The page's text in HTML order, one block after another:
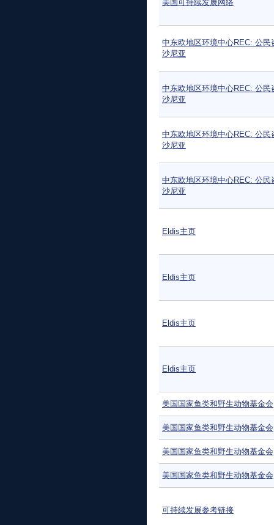
美国可持续发展网络
中东欧地区环境中心REC: 公民
沙尼亚
中东欧地区环境中心REC: 公民
沙尼亚
中东欧地区环境中心REC: 公民
沙尼亚
中东欧地区环境中心REC: 公民
沙尼亚
Eldis主页
Eldis主页
Eldis主页
Eldis主页
美国国家鱼类和野生动物基金会
美国国家鱼类和野生动物基金会
美国国家鱼类和野生动物基金会
美国国家鱼类和野生动物基金会
可持续发展参考链接